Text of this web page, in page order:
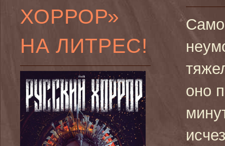
ХОРРОР»
НА ЛИТРЕС!
оно